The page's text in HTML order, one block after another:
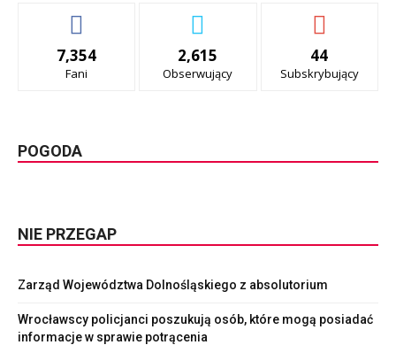
7,354
Fani
2,615
Obserwujący
44
Subskrybujący
POGODA
NIE PRZEGAP
Zarząd Województwa Dolnośląskiego z absolutorium
Wrocławscy policjanci poszukują osób, które mogą posiadać
informacje w sprawie potrącenia